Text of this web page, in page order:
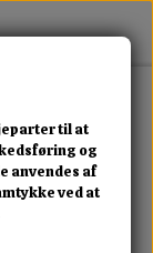
Shellytil at
og
anvendes af
ved at